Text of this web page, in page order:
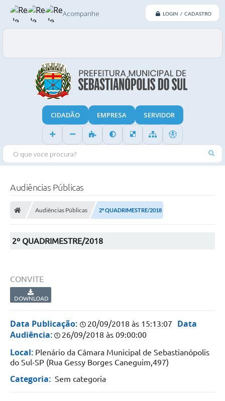
LOGIN / CADASTRO
O QUE VOCE PROCURA?
Acompanhe
CIDADÃO EMPRESA SERVIDOR
Audiências Públicas
Audiências Públicas 2º QUADRIMESTRE/2018
2º QUADRIMESTRE/2018
CONVITE
DOWNLOAD
Data Publicação: 20/09/2018 às 15:13:07
Data
Audiência:
26/09/2018 às 09:00:00
Local: Plenário da Câmara Municipal de Sebastianópolis
do Sul-SP (Rua Gessy Borges Caneguim,497)
Categoria: Sem categoria